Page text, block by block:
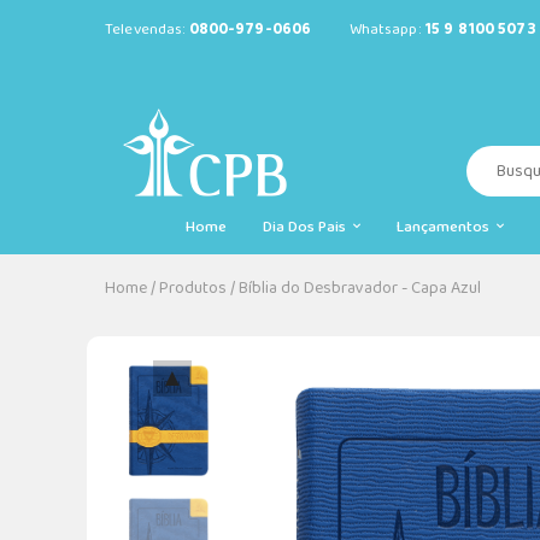
Televendas: 0800-979-0606 Whatsapp:15 9 8100 5073
Home Dia Dos Pais Lançamentos
Home/Produtos/Bíblia do Desbravador - Capa Azul
▲